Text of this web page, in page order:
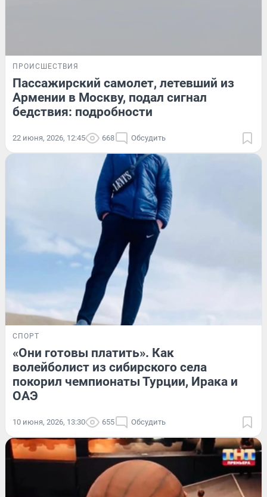
ПРОИСШЕСТВИЯ
Пассажирский самолет, летевший из
Армении в Москву, подал сигнал
бедствия: подробности
22 июня, 2026, 12:45 668 Обсудить
СПОРТ
«Они готовы платить». Как
волейболист из сибирского села
покорил чемпионаты Турции, Ирака и
ОАЭ
10 июня, 2026, 13:30 655 Обсудить